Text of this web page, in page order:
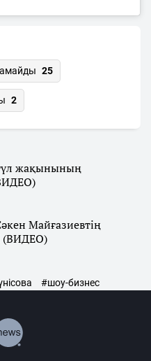
25
2
жақынының
Майғазиевтің
(ВИДЕО)
#шоу-бизнес